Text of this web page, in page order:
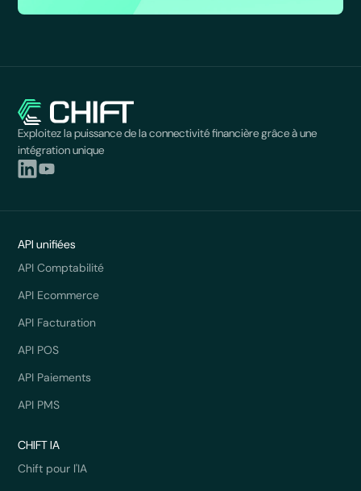
Exploitez la puissance de la connectivité financière grâce à une
intégration unique
API unifiées
API Comptabilité
API Ecommerce
API Facturation
API POS
API Paiements
API PMS
CHIFT IA
Chift pour l'IA